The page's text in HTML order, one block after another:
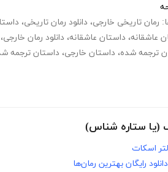
رمان تاریخی خارجی، دانلود رمان تاریخی،
عاشقانه، داستان عاشقانه، دانلود رمان خارجی،
ترجمه شده، داستان خارجی، داستان ترجمه
(یا ستاره شناس)
اسکات
دانلود رایگان بهترین رمان‌ها